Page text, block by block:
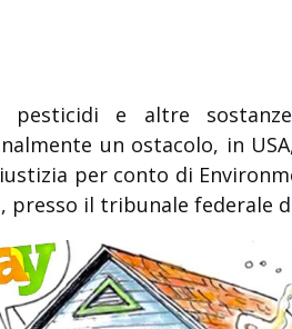
e altre
un ostacolo, in
per conto di
presso il tribunale federale